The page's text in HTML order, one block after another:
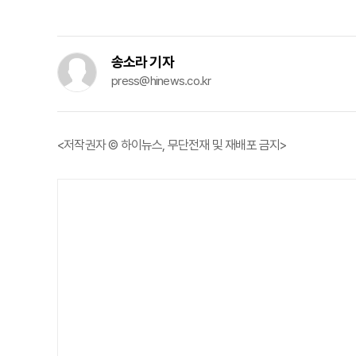
송소라 기자
press@hinews.co.kr
<저작권자 © 하이뉴스, 무단전재 및 재배포 금지>